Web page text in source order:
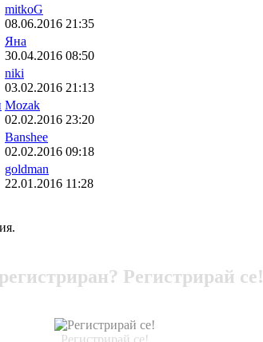
mitkoG
08.06.2016 21:35
Яна
30.04.2016 08:50
niki
03.02.2016 21:13
Mozak
02.02.2016 23:20
Banshee
02.02.2016 09:18
goldman
22.01.2016 11:28
Регистрирай се!